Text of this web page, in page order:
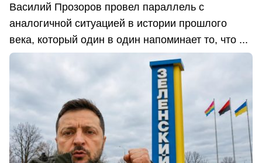
Василий Прозоров провел параллель с
аналогичной ситуацией в истории прошлого
века, который один в один напоминает то, что ...